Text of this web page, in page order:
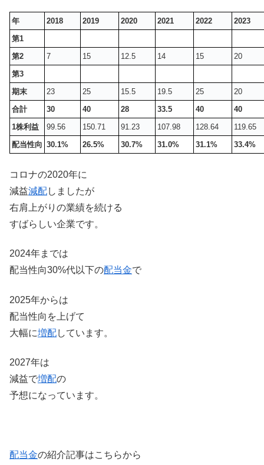
年 2018 2019 2020 2021 2022
2023
第1
第2
7 15 12.5 14 15
20
第3
期末
23 25 15.5 19.5 25
20
合計
30 40 28 33.5 40
40
1株利益
99.56 150.71 91.23 107.98 128.64
119.65
配当性向 30.1% 26.5% 30.7% 31.0% 31.1% 33.4%
コロナの2020年に
減益減配しましたが
右肩上がりの業績を続ける
すばらしい企業です。
2024年までは
配当性向30%代以下の配当金で
2025年からは
配当性向を上げて
大幅に増配しています。
2027年は
減益で増配の
予想になっています。
配当金の紹介記事はこちらから